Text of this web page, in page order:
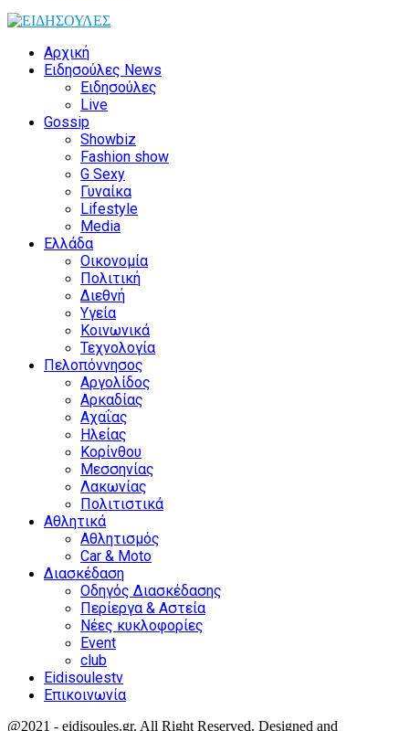
Αρχική
Ειδησούλες News
Ειδησούλες
Live
Gossip
Showbiz
Fashion show
G Sexy
Γυναίκα
Lifestyle
Media
Ελλάδα
Οικονομία
Πολιτική
Διεθνή
Υγεία
Κοινωνικά
Τεχνολογία
Πελοπόννησος
Αργολίδος
Αρκαδίας
Αχαΐας
Ηλείας
Κορίνθου
Μεσσηνίας
Λακωνίας
Πολιτιστικά
Αθλητικά
Αθλητισμός
Car & Moto
Διασκέδαση
Οδηγός Διασκέδασης
Περίεργα & Αστεία
Νέες κυκλοφορίες
Event
club
Eidisoulestv
Επικοινωνία
@2021 - eidisoules.gr. All Right Reserved. Designed and